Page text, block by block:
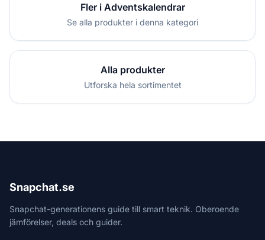
Fler i Adventskalendrar
Se alla produkter i denna kategori
Alla produkter
Utforska hela sortimentet
Snapchat.se
Snapchat-generationens guide till smart teknik. Oberoende
jämförelser, deals och guider.